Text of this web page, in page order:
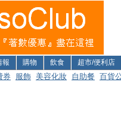
報 購物 飲食 超市/便利店
券 服飾 美容化妝 自助餐 百貨